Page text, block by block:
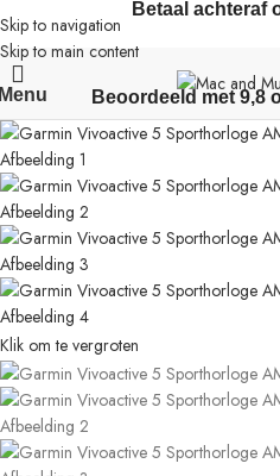
Skip to navigation
Skip to main content
Betaal achteraf
Beoordeeld met 9,8
Klik om te vergroten